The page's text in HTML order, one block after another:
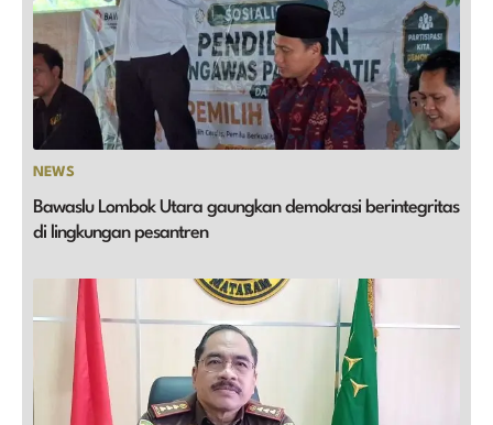
NEWS
Bawaslu Lombok Utara gaungkan demokrasi berintegritas
di lingkungan pesantren